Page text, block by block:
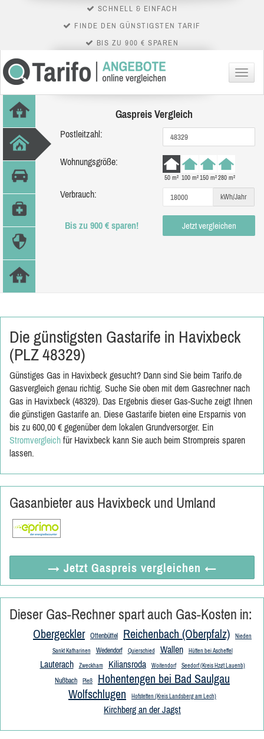
SCHNELL & EINFACH
FINDE DEN GÜNSTIGSTEN TARIF
BIS ZU 900 € SPAREN
Menü
Gaspreis Vergleich
Postleitzahl:
Wohnungsgröße:
50 m² 100 m²150 m²280 m²
Verbrauch: kWh/Jahr
Bis zu 900 € sparen! Jetzt vergleichen
Die günstigsten Gastarife in Havixbeck
(PLZ 48329)
Günstiges Gas in Havixbeck gesucht? Dann sind Sie beim Tarifo.de
Gasvergleich genau richtig. Suche Sie oben mit dem Gasrechner nach
Gas in Havixbeck (48329). Das Ergebnis dieser Gas-Suche zeigt Ihnen
die günstigen Gastarife an. Diese Gastarife bieten eine Ersparnis von
bis zu 600,00 € gegenüber dem lokalen Grundversorger. Ein
Stromvergleich für Havixbeck kann Sie auch beim Strompreis sparen
lassen.
Gasanbieter aus Havixbeck und Umland
→ Jetzt Gaspreis vergleichen ←
Dieser Gas-Rechner spart auch Gas-Kosten in:
Obergeckler Ottenbüttel Reichenbach (Oberpfalz) Nieden
Sankt Katharinen Wedendorf Quierschied Wallen Hütten bei Ascheffel
Lauterach Zweckham Kiliansroda Woitendorf Seedorf (Kreis Hzgt Lauenb)
Nußbach Pleß
Hohentengen bei Bad Saulgau
Wolfschlugen
Hofstetten (Kreis Landsberg am Lech)
Kirchberg an der Jagst